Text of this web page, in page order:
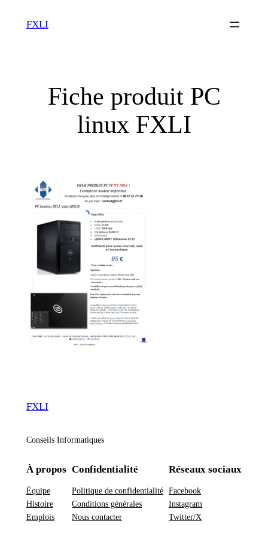
FXLI
Fiche produit PC
linux FXLI
FXLI
Conseils Informatiques
À propos
Équipe
Histoire
Emplois
Confidentialité
Politique de confidentialité
Conditions générales
Nous contacter
Réseaux sociaux
Facebook
Instagram
Twitter/X